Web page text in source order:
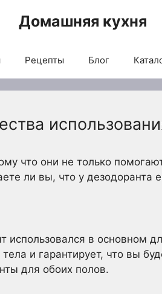
Домашняя кухня
Рецепты Блог
что они не только
ли вы, что у дезодоранта
использовался в основном
и гарантирует, что вы
для обоих полов.